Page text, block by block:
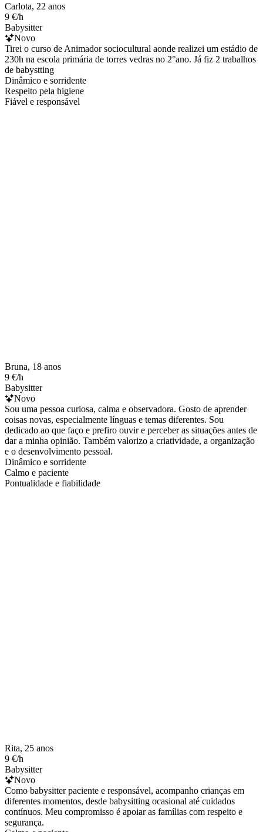
Carlota, 22 anos
9 €/h
Babysitter
Novo
Tirei o curso de Animador sociocultural aonde realizei um estádio de
230h na escola primária de torres vedras no 2°ano. Já fiz 2 trabalhos
de babystting
Dinâmico e sorridente
Respeito pela higiene
Fiável e responsável
Bruna, 18 anos
9 €/h
Babysitter
Novo
Sou uma pessoa curiosa, calma e observadora. Gosto de aprender
coisas novas, especialmente línguas e temas diferentes. Sou
dedicado ao que faço e prefiro ouvir e perceber as situações antes de
dar a minha opinião. Também valorizo a criatividade, a organização
e o desenvolvimento pessoal.
Dinâmico e sorridente
Calmo e paciente
Pontualidade e fiabilidade
Rita, 25 anos
9 €/h
Babysitter
Novo
Como babysitter paciente e responsável, acompanho crianças em
diferentes momentos, desde babysitting ocasional até cuidados
contínuos. Meu compromisso é apoiar as famílias com respeito e
segurança.